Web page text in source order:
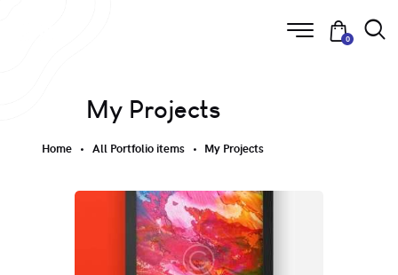
0
My Projects
Home All Portfolio items My Projects